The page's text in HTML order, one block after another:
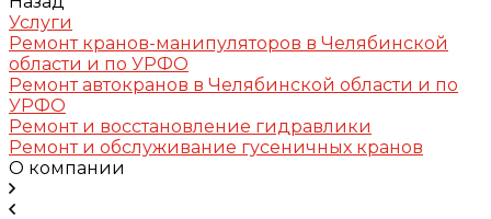
Услуги
Ремонт кранов-манипуляторов в Челябинской
области и по УРФО
Ремонт автокранов в Челябинской области и по
УРФО
Ремонт и восстановление гидравлики
Ремонт и обслуживание гусеничных кранов
О компании